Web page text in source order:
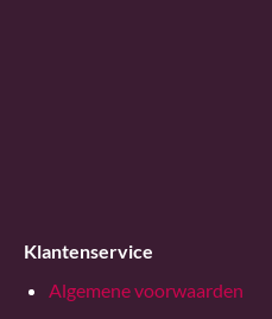
Klantenservice
Algemene voorwaarden